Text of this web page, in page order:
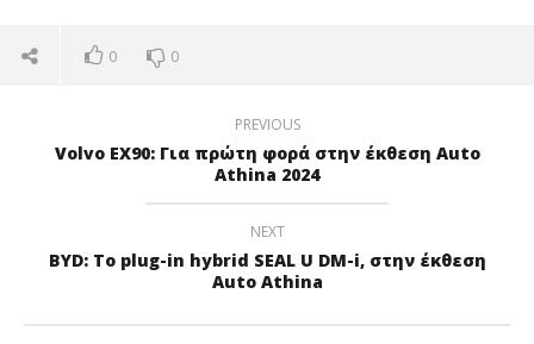
0 0
PREVIOUS
Volvo ΕΧ90: Για πρώτη φορά στην έκθεση Auto
Athina 2024
NEXT
BYD: Tο plug-in hybrid SEAL U DM-i, στην έκθεση
Auto Athina